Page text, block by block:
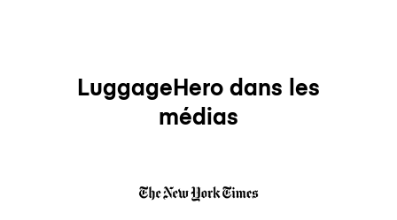
LuggageHero dans les
médias